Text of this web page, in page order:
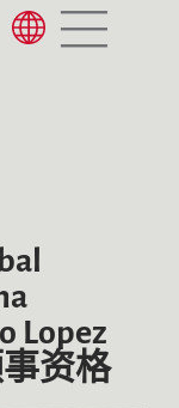
Lopez
资格